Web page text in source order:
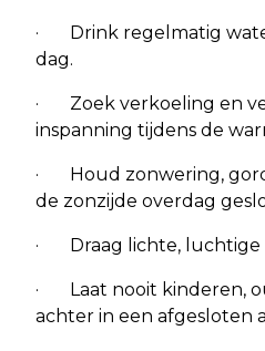
· Drink regelmatig
dag.
· Zoek verkoeling en
inspanning tijdens de
· Houd zonwering,
de zonzijde overdag
· Draag lichte, luchtige
· Laat nooit kinderen,
achter in een afgesloten